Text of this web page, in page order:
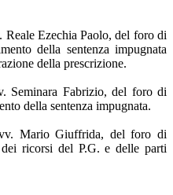
Reale Ezechia Paolo, del foro di
della sentenza impugnata
della prescrizione.
Seminara Fabrizio, del foro di
della sentenza impugnata.
Mario Giuffrida, del foro di
ricorsi del P.G. e delle parti